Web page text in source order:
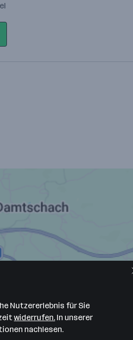
Nutzererlebnis für Sie
widerrufen. In unserer
nachlesen.